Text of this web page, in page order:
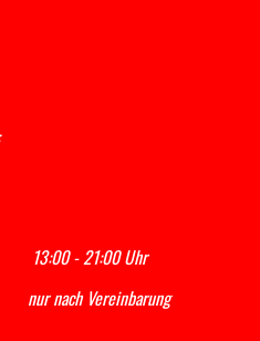
Uhr
Vereinbarung